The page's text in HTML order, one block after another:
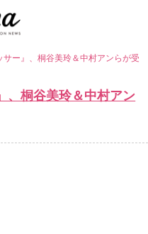
サー』、桐谷美玲＆中村アンらが受
、桐谷美玲＆中村アン